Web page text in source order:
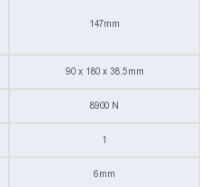
147mm
90 x 180 x 38.5mm
8900 N
1
6mm